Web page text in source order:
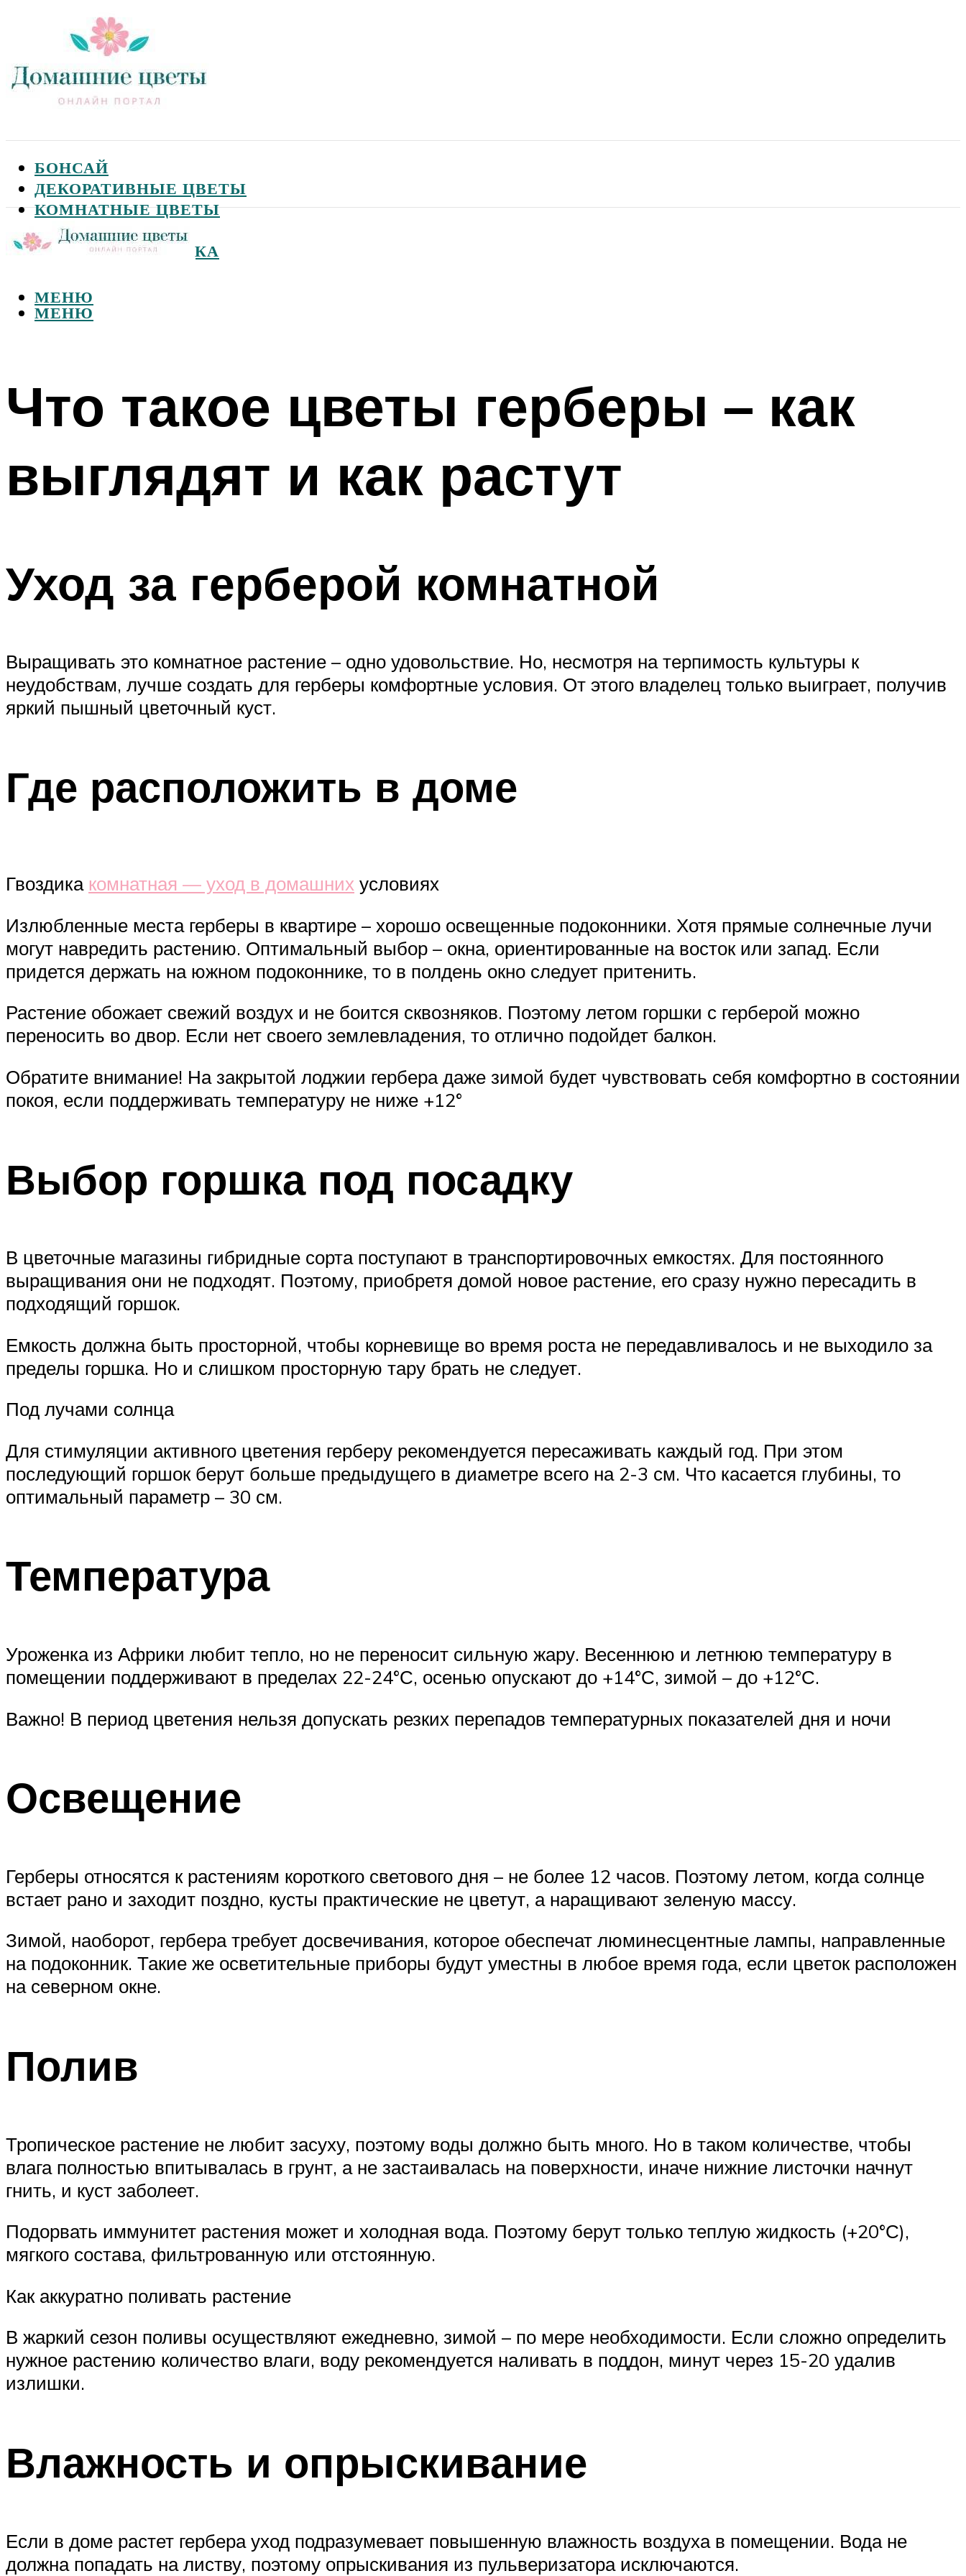
БОНСАЙ
ДЕКОРАТИВНЫЕ ЦВЕТЫ
КОМНАТНЫЕ ЦВЕТЫ
САДОВЫЕ ЦВЕТЫ
СЕМЕНА И ПОСАДКА
МЕНЮ
МЕНЮ
Что такое цветы герберы – как
выглядят и как растут
Уход за герберой комнатной
Выращивать это комнатное растение – одно удовольствие. Но, несмотря на терпимость культуры к
неудобствам, лучше создать для герберы комфортные условия. От этого владелец только выиграет, получив
яркий пышный цветочный куст.
Где расположить в доме
Гвоздика комнатная — уход в домашних условиях
Излюбленные места герберы в квартире – хорошо освещенные подоконники. Хотя прямые солнечные лучи
могут навредить растению. Оптимальный выбор – окна, ориентированные на восток или запад. Если
придется держать на южном подоконнике, то в полдень окно следует притенить.
Растение обожает свежий воздух и не боится сквозняков. Поэтому летом горшки с герберой можно
переносить во двор. Если нет своего землевладения, то отлично подойдет балкон.
Обратите внимание! На закрытой лоджии гербера даже зимой будет чувствовать себя комфортно в состоянии
покоя, если поддерживать температуру не ниже +12°
Выбор горшка под посадку
В цветочные магазины гибридные сорта поступают в транспортировочных емкостях. Для постоянного
выращивания они не подходят. Поэтому, приобретя домой новое растение, его сразу нужно пересадить в
подходящий горшок.
Емкость должна быть просторной, чтобы корневище во время роста не передавливалось и не выходило за
пределы горшка. Но и слишком просторную тару брать не следует.
Под лучами солнца
Для стимуляции активного цветения герберу рекомендуется пересаживать каждый год. При этом
последующий горшок берут больше предыдущего в диаметре всего на 2-3 см. Что касается глубины, то
оптимальный параметр – 30 см.
Температура
Уроженка из Африки любит тепло, но не переносит сильную жару. Весеннюю и летнюю температуру в
помещении поддерживают в пределах 22-24°С, осенью опускают до +14°С, зимой – до +12°С.
Важно! В период цветения нельзя допускать резких перепадов температурных показателей дня и ночи
Освещение
Герберы относятся к растениям короткого светового дня – не более 12 часов. Поэтому летом, когда солнце
встает рано и заходит поздно, кусты практические не цветут, а наращивают зеленую массу.
Зимой, наоборот, гербера требует досвечивания, которое обеспечат люминесцентные лампы, направленные
на подоконник. Такие же осветительные приборы будут уместны в любое время года, если цветок расположен
на северном окне.
Полив
Тропическое растение не любит засуху, поэтому воды должно быть много. Но в таком количестве, чтобы
влага полностью впитывалась в грунт, а не застаивалась на поверхности, иначе нижние листочки начнут
гнить, и куст заболеет.
Подорвать иммунитет растения может и холодная вода. Поэтому берут только теплую жидкость (+20°С),
мягкого состава, фильтрованную или отстоянную.
Как аккуратно поливать растение
В жаркий сезон поливы осуществляют ежедневно, зимой – по мере необходимости. Если сложно определить
нужное растению количество влаги, воду рекомендуется наливать в поддон, минут через 15-20 удалив
излишки.
Влажность и опрыскивание
Если в доме растет гербера уход подразумевает повышенную влажность воздуха в помещении. Вода не
должна попадать на листву, поэтому опрыскивания из пульверизатора исключаются.